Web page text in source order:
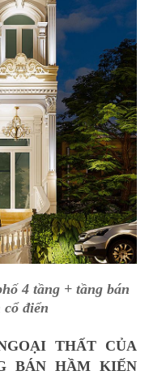
4 tầng + tầng bán
điển
THẤT CỦA
BÁN HẦM KIẾN